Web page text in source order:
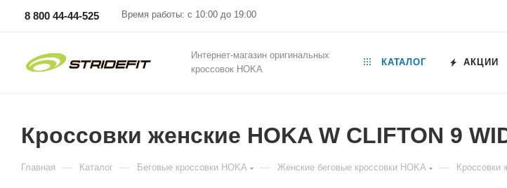
8 800 44-44-525 Время работы: с 10:00 до 19:00
Интернет-магазин оригинальных
кроссовок HOKA
КАТАЛОГ АКЦИИ
Кроссовки женские HOKA W CLIFTON 9
Главная — Каталог — Беговые кроссовки HOKA — Женские беговые кроссовки HOKA — Кроссовки